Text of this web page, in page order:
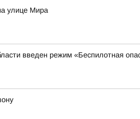
улице Мира
введен режим «Беспилотная